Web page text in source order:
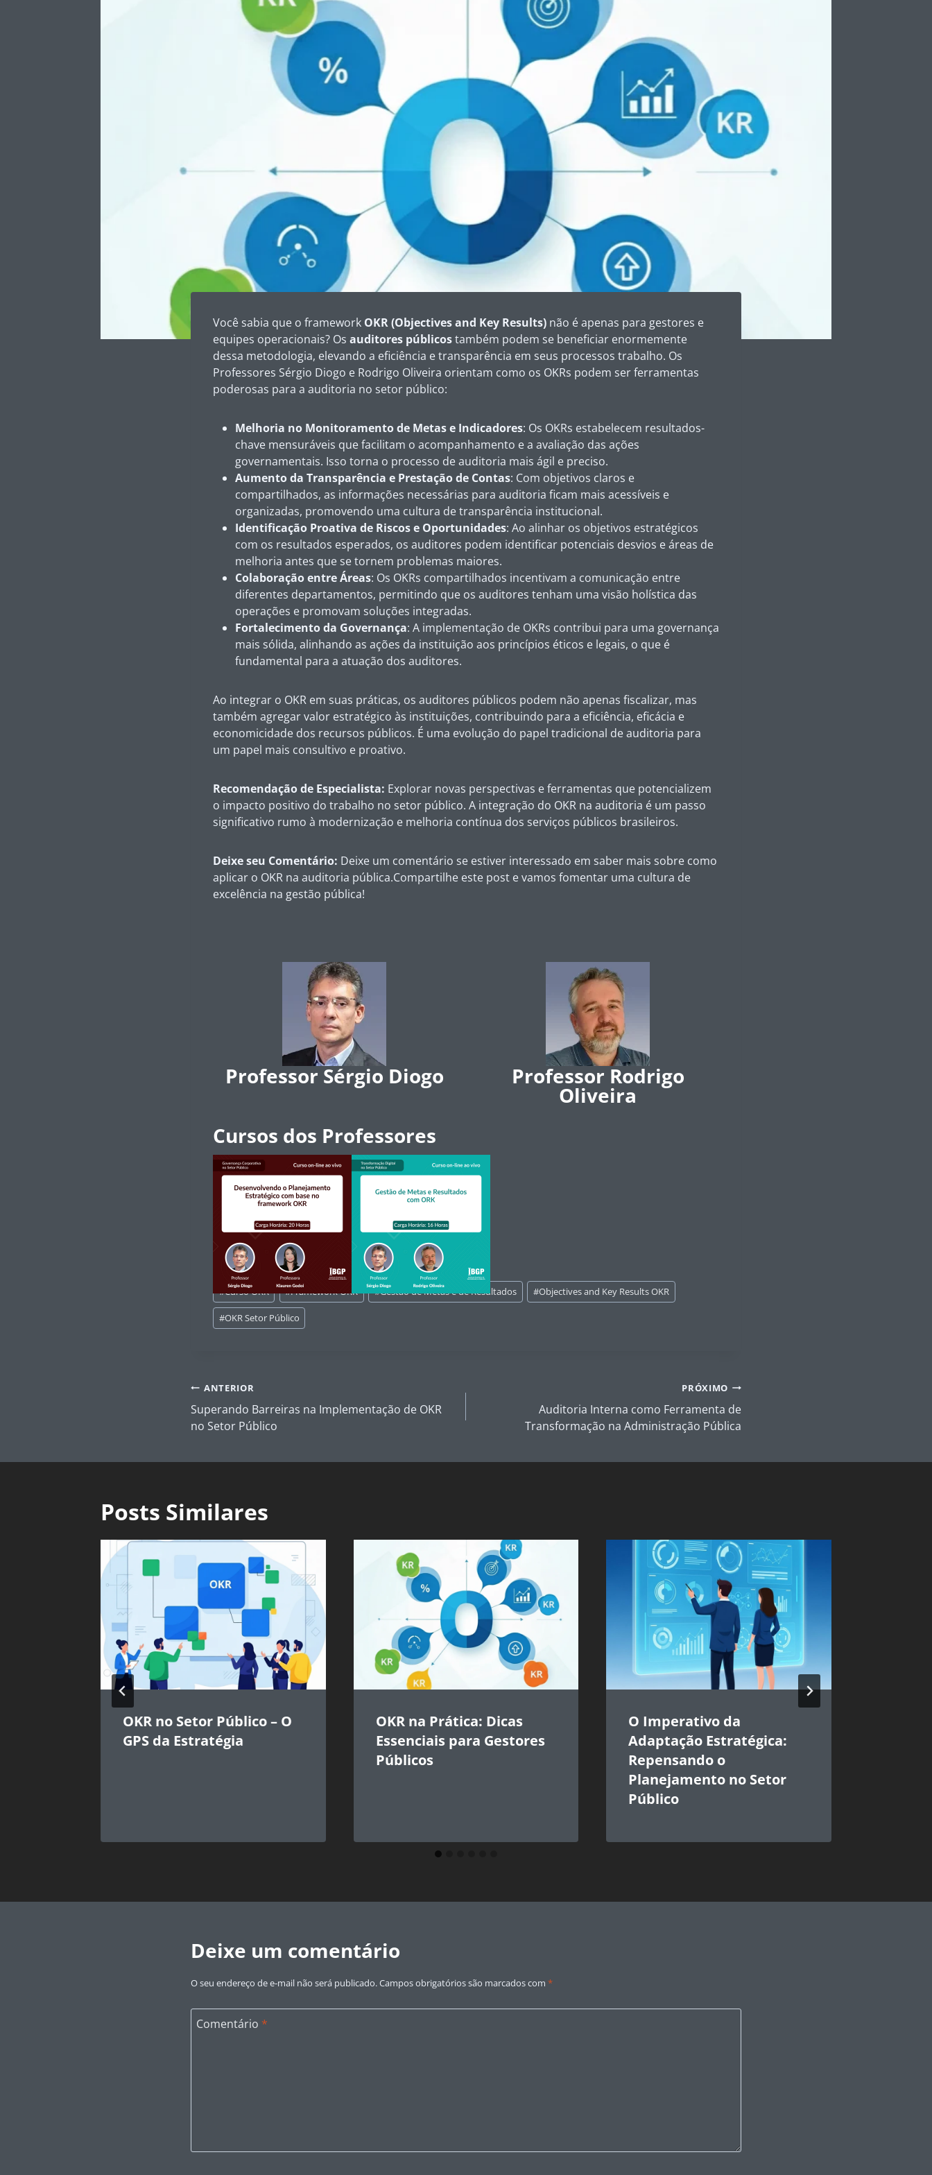
Você sabia que o framework OKR (Objectives and Key Results) não é apenas para gestores e
equipes operacionais? Os auditores públicostambém podem se beneficiar enormemente
dessa metodologia, elevando a eficiência e transparência em seus processos trabalho. Os
Professores Sérgio Diogo e Rodrigo Oliveira orientam como os OKRs podem ser ferramentas
poderosas para a auditoria no setor público:
Melhoria no Monitoramento de Metas e Indicadores: Os OKRs estabelecem resultados-
chave mensuráveis que facilitam o acompanhamento e a avaliação das ações
governamentais. Isso torna o processo de auditoria mais ágil e preciso.
Aumento da Transparência e Prestação de Contas: Com objetivos claros e
compartilhados, as informações necessárias para auditoria ficam mais acessíveis e
organizadas, promovendo uma cultura de transparência institucional.
Identificação Proativa de Riscos e Oportunidades: Ao alinhar os objetivos estratégicos
com os resultados esperados, os auditores podem identificar potenciais desvios e áreas de
melhoria antes que se tornem problemas maiores.
Colaboração entre Áreas: Os OKRs compartilhados incentivam a comunicação entre
diferentes departamentos, permitindo que os auditores tenham uma visão holística das
operações e promovam soluções integradas.
Fortalecimento da Governança: A implementação de OKRs contribui para uma governança
mais sólida, alinhando as ações da instituição aos princípios éticos e legais, o que é
fundamental para a atuação dos auditores.
Ao integrar o OKR em suas práticas, os auditores públicos podem não apenas fiscalizar, mas
também agregar valor estratégico às instituições, contribuindo para a eficiência, eficácia e
economicidade dos recursos públicos. É uma evolução do papel tradicional de auditoria para
um papel mais consultivo e proativo.
Recomendação de Especialista: Explorar novas perspectivas e ferramentas que potencializem
o impacto positivo do trabalho no setor público. A integração do OKR na auditoria é um passo
significativo rumo à modernização e melhoria contínua dos serviços públicos brasileiros.
Deixe seu Comentário: Deixe um comentário se estiver interessado em saber mais sobre como
aplicar o OKR na auditoria pública.Compartilhe este post e vamos fomentar uma cultura de
excelência na gestão pública!
Professor Sérgio Diogo Professor Rodrigo
Oliveira
Cursos dos Professores
Tags
do
Post:
#Curso OKR #Framework OKR #Gestão de Metas e de Resultados #Objectives and Key Results OKR
#OKR Setor Público
Navegação
de
Post
ANTERIOR
Superando Barreiras na Implementação de OKR
no Setor Público
PRÓXIMO
Auditoria Interna como Ferramenta de
Transformação na Administração Pública
Posts Similares
OKR no Setor Público – O
GPS da Estratégia
OKR na Prática: Dicas
Essenciais para Gestores
Públicos
O Imperativo da
Adaptação Estratégica:
Repensando o
Planejamento no Setor
Público
Deixe um comentário
O seu endereço de e-mail não será publicado.Campos obrigatórios são marcados com *
Comentário *